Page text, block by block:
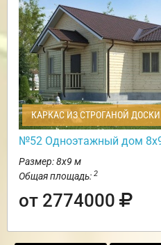
КАРКАС ИЗ СТРОГАНОЙ ДОСКИ
№52 Одноэтажный дом
Размер: 8х9 м
Общая площадь: 2
от 2774000